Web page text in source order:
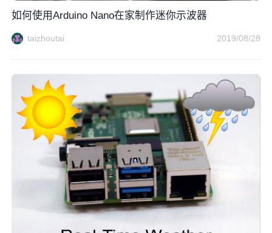
如何使用Arduino Nano在家制作迷你示波器
taizhoutai 2019/08/28